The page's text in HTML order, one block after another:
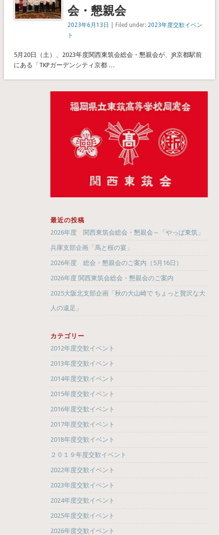
会・懇親会
2023年6月13日 | Filed under: 2023年度交歓イベン
ト
5月20日（土）、2023年度関西東筑会総会・懇親会が、JR京都駅前
にある「TKPガーデンシティ京都 …
最近の投稿
2026年度 関西東筑会総会・懇親会～「やっぱ東筑」
兵庫支部企画「馬と桜の宴」
2026年度 総会・懇親会のご案内（5月16日）
2026年度 関西東筑会総会・懇親会のご案内
2025大阪北支部企画「秋の大山崎で ちょっと贅沢な大
人の遠足」
カテゴリー
2012年度交歓イベント
2013年度交歓イベント
2014年度交歓イベント
2015年度交歓イベント
2016年度交歓イベント
2017年度交歓イベント
2018年度交歓イベント
２０１９年度交歓イベント
2022年度交歓イベント
2023年度交歓イベント
2024年度交歓イベント
2025年度交歓イベント
2026年度交歓イベント